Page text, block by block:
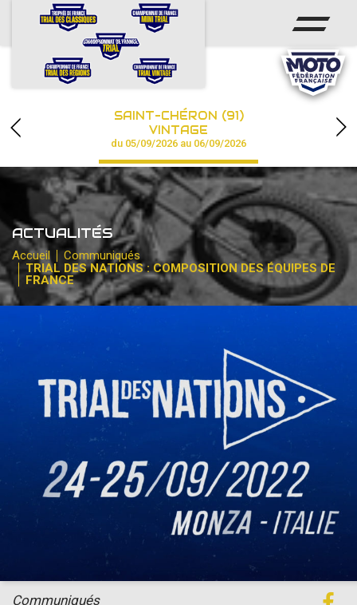
ACCUEIL
CALENDRIER
CHAMPIONNAT
RÉSULTATS
PHOTOS / VIDÉOS
PARTENAIRES
SAINT-CHÉRON (91)
VINTAGE
du 05/09/2026 au 06/09/2026
ACTUALITÉS
Accueil
Communiqués
TRIAL DES NATIONS : COMPOSITION DES ÉQUIPES DE
FRANCE
Communiqués